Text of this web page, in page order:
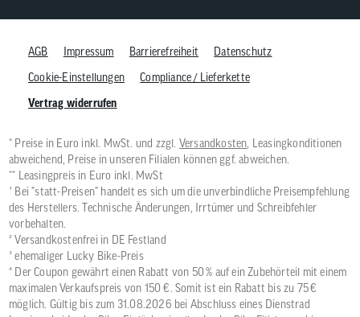
AGB Impressum Barrierefreiheit
Datenschutz
Cookie-Einstellungen
Compliance / Lieferkette
Vertrag widerrufen
* Preise in Euro inkl. MwSt. und zzgl. Versandkosten , Leasingkonditionen
abweichend, Preise in unseren Filialen können ggf. abweichen.
** Leasingpreis in Euro inkl. MwSt
¹ Bei "statt-Preisen" handelt es sich um die unverbindliche Preisempfehlung
des Herstellers. Technische Änderungen, Irrtümer und Schreibfehler
vorbehalten.
² Versandkostenfrei in DE Festland
³ ehemaliger Lucky Bike-Preis
⁴ Der Coupon gewährt einen Rabatt von 50 % auf ein Zubehörteil mit einem
maximalen Verkaufspreis von 150 €. Somit ist ein Rabatt bis zu 75 €
möglich. Gültig bis zum 31.08.2026 bei Abschluss eines Dienstrad